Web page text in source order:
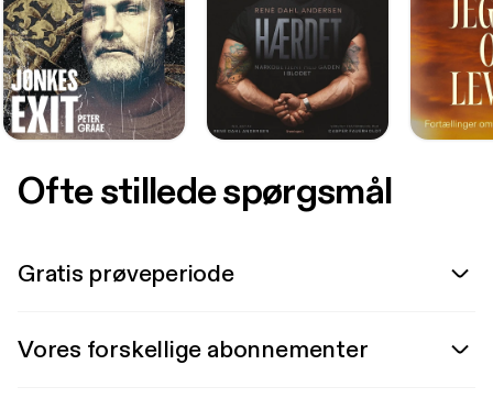
Ofte stillede spørgsmål
Gratis prøveperiode
Vores forskellige abonnementer